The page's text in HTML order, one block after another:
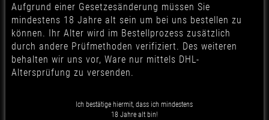
Aufgrund einer Gesetzesänderung müssen Sie
mindestens 18 Jahre alt sein um bei uns bestellen zu
können. Ihr Alter wird im Bestellprozess zusätzlich
durch andere Prüfmethoden verifiziert. Des weiteren
behalten wir uns vor, Ware nur mittels DHL-
Altersprüfung zu versenden.
Ich bestätige hiermit, dass ich mindestens
18 Jahre alt bin!